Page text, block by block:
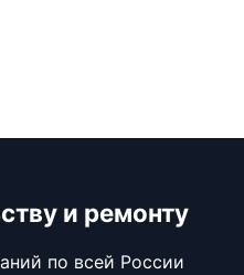
и ремонту
по всей России